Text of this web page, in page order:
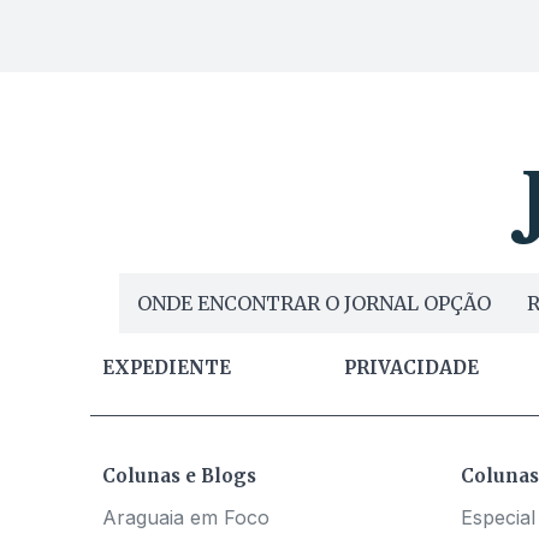
ONDE ENCONTRAR O JORNAL OPÇÃO
EXPEDIENTE PRIVACIDADE
Colunas e Blogs
Araguaia em Foco